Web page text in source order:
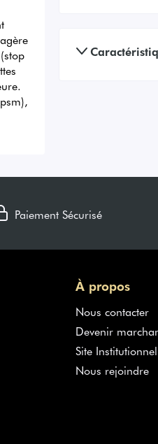
Paiement Sécurisé
À propos
Nous contacter
Devenir
Site Institutionnel
Nous rejoindre